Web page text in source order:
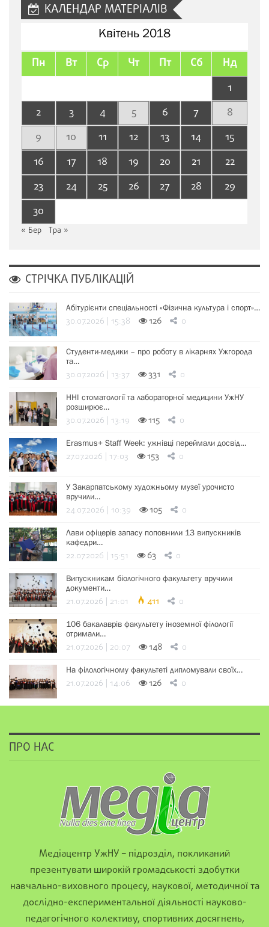
КАЛЕНДАР МАТЕРІАЛІВ
Квітень 2018
Пн Вт Ср Чт Пт Сб Нд
1
2
3 4 5 6 7
8
9
10 11 12 13 14
15
16
17 18 19 20 21
22
23
24 25 26 27 28
29
30
« Бер Тра »
СТРІЧКА ПУБЛІКАЦІЙ
Абітурієнти спеціальності «Фізична культура і спорт»…
30.07.2026 | 15:38 126 0
Студенти-медики – про роботу в лікарнях Ужгорода
та…
30.07.2026 | 13:37 331 0
ННІ стоматології та лабораторної медицини УжНУ
розширює…
30.07.2026 | 13:19 115 0
Erasmus+ Staff Week: ужнівці переймали досвід…
27.07.2026 | 17:03 153 0
У Закарпатському художньому музеї урочисто
вручили…
24.07.2026 | 10:39 105 0
Лави офіцерів запасу поповнили 13 випускників
кафедри…
22.07.2026 | 15:51 63 0
Випускникам біологічного факультету вручили
документи…
21.07.2026 | 21:01 411 0
106 бакалаврів факультету іноземної філології
отримали…
21.07.2026 | 20:07 148 0
На філологічному факультеті дипломували своїх…
21.07.2026 | 14:06 126 0
ПРО НАС
Медіацентр УжНУ – підрозділ, покликаний
презентувати широкій громадськості здобутки
навчально-виховного процесу, наукової, методичної та
дослідно-експериментальної діяльності науково-
педагогічного колективу, спортивних досягнень,